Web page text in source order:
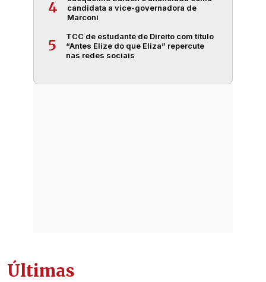
4
candidata a vice-governadora de
Marconi
5
TCC de estudante de Direito com título
“Antes Elize do que Eliza” repercute
nas redes sociais
Últimas